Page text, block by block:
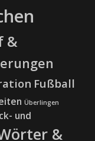
&
Fußball
Überlingen
und
&